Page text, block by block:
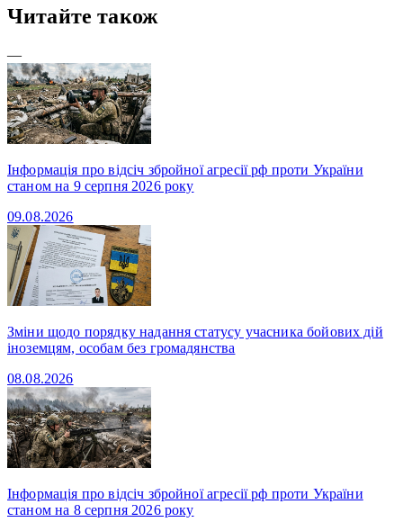
Читайте також
—
Інформація про відсіч збройної агресії рф проти України
станом на 9 серпня 2026 року
09.08.2026
Зміни щодо порядку надання статусу учасника бойових дій
іноземцям, особам без громадянства
08.08.2026
Інформація про відсіч збройної агресії рф проти України
станом на 8 серпня 2026 року